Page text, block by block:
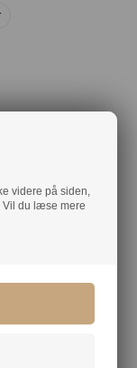
videre på siden,
Vil du læse mere